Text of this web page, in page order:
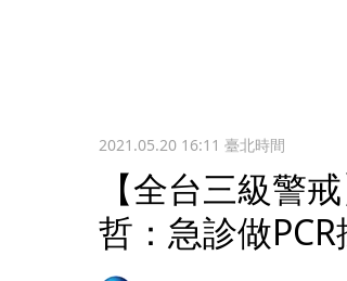
2021.05.20 16:11 臺北時間
【全台三級警
哲：急診做